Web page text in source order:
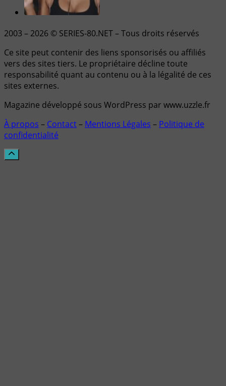
2003 – 2026 © SERIES-80.NET – Tous droits réservés
Ce site peut contenir des liens sponsorisés ou affiliés
vers des sites tiers. Le propriétaire décline toute
responsabilité quant au contenu ou à la légalité de ces
sites externes.
Magazine développé sous WordPress par www.uzzle.fr
À propos – Contact– Mentions Légales – Politique de
confidentialité